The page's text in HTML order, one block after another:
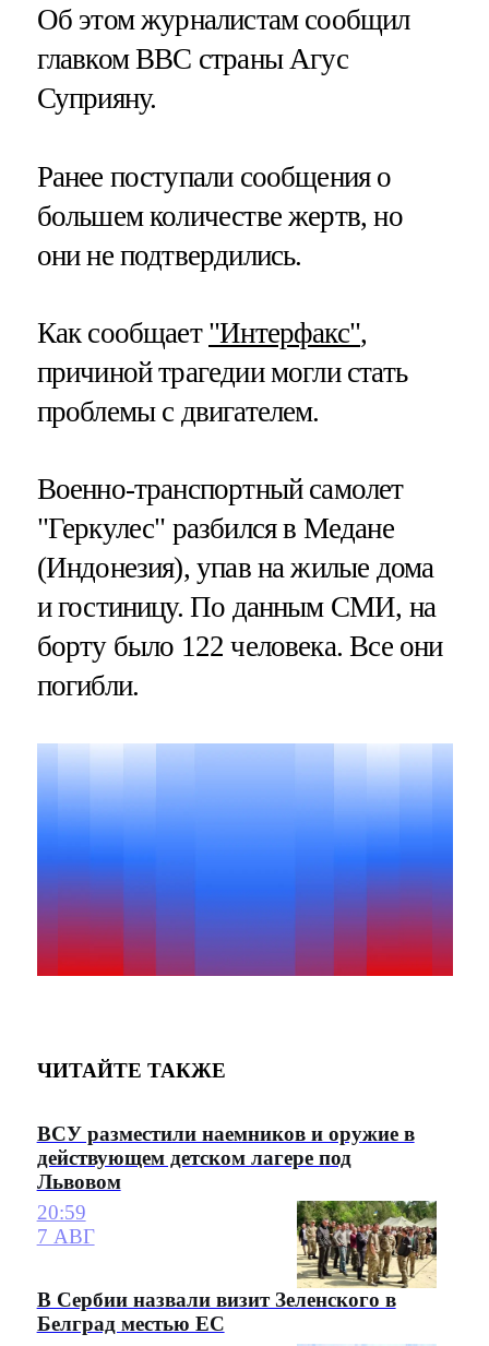
Об этом журналистам сообщил
главком ВВС страны Агус
Суприяну.
Ранее поступали сообщения о
большем количестве жертв, но
они не подтвердились.
Как сообщает "Интерфакс",
причиной трагедии могли стать
проблемы с двигателем.
Военно-транспортный самолет
"Геркулес" разбился в Медане
(Индонезия), упав на жилые дома
и гостиницу. По данным СМИ, на
борту было 122 человека. Все они
погибли.
ЧИТАЙТЕ ТАКЖЕ
ВСУ разместили наемников и оружие в
действующем детском лагере под
Львовом
20:59
7 АВГ
В Сербии назвали визит Зеленского в
Белград местью ЕС